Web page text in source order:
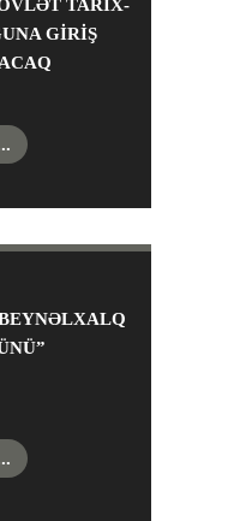
TARİX-
GİRİŞ